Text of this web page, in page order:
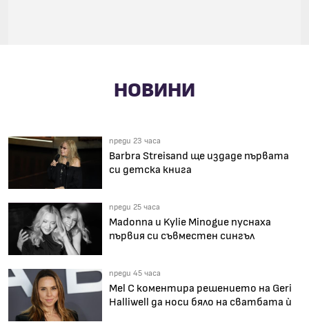
НОВИНИ
преди 23 часа
Barbra Streisand ще издаде първата
си детска книга
преди 25 часа
Madonna и Kylie Minogue пуснаха
първия си съвместен сингъл
преди 45 часа
Mel C коментира решението на Geri
Halliwell да носи бяло на сватбата ѝ